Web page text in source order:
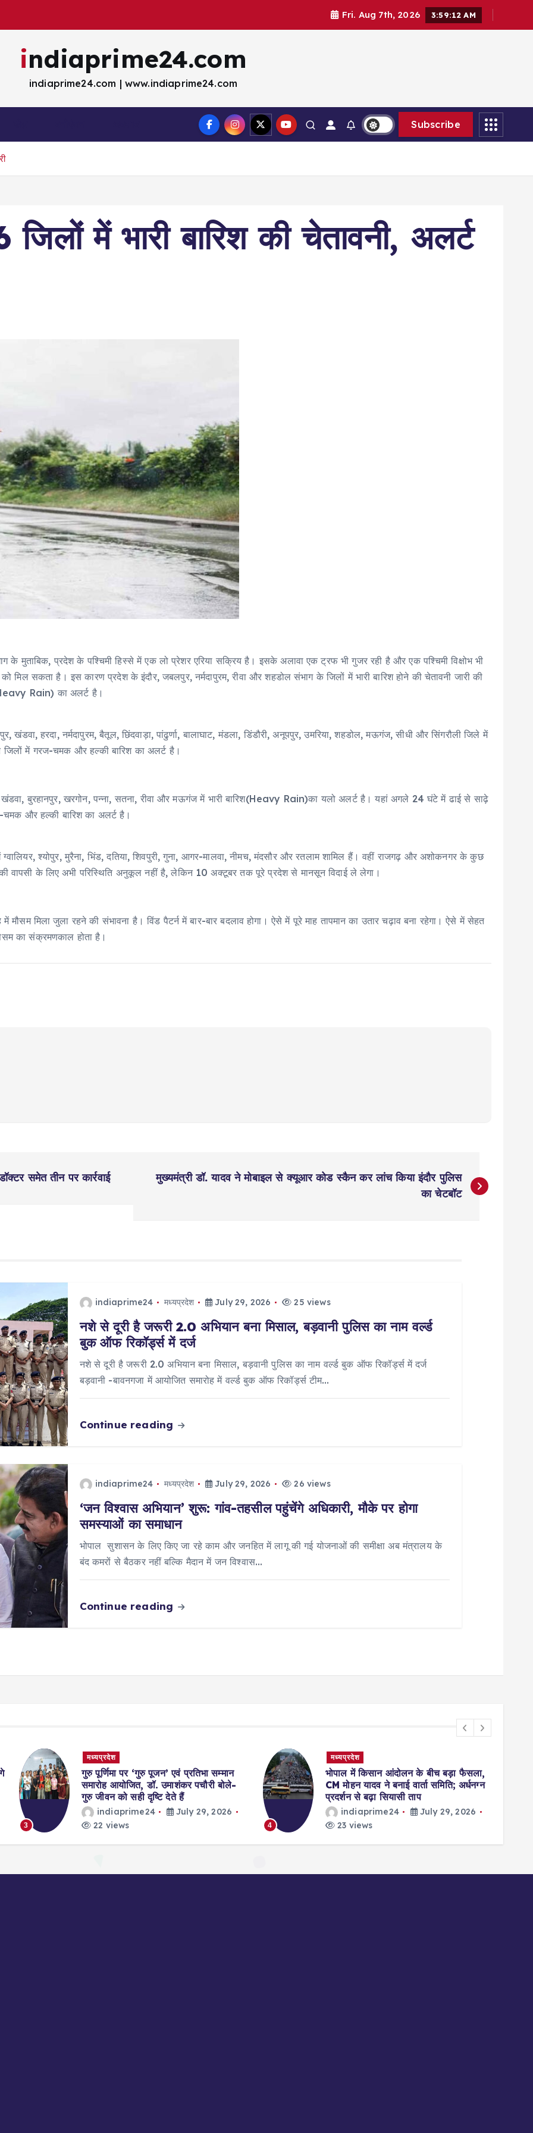
Fri. Aug 7th, 2026 3:59:13 AM
indiaprime24.com
indiaprime24.com | www.indiaprime24.com
Subscribe
में भारी बारिश की चेतावनी, अलर्ट
के मुताबिक, प्रदेश के पश्चिमी हिस्से में एक लो प्रेशर एरिया सक्रिय है। इसके अलावा एक ट्रफ भी गुजर रही है और एक पश्चिमी विक्षोभ भी
सकता है। इस कारण प्रदेश के इंदौर, जबलपुर, नर्मदापुरम, रीवा और शहडोल संभाग के जिलों में भारी बारिश होने की चेतावनी जारी की
Rain) का अलर्ट है।
खंडवा, हरदा, नर्मदापुरम, बैतूल, छिंदवाड़ा, पांढुर्णा, बालाघाट, मंडला, डिंडौरी, अनूपपुर, उमरिया, शहडोल, मऊगंज, सीधी और सिंगरौली जिले में
जिलों में गरज-चमक और हल्की बारिश का अलर्ट है।
खंडवा, बुरहानपुर, खरगोन, पन्ना, सतना, रीवा और मऊगंज में भारी बारिश(Heavy Rain)का यलो अलर्ट है। यहां अगले 24 घंटे में ढाई से साढ़े
और हल्की बारिश का अलर्ट है।
श्योपुर, मुरैना, भिंड, दतिया, शिवपुरी, गुना, आगर-मालवा, नीमच, मंदसौर और रतलाम शामिल हैं। वहीं राजगढ़ और अशोकनगर के कुछ
वापसी के लिए अभी परिस्थिति अनुकूल नहीं है, लेकिन 10 अक्टूबर तक पूरे प्रदेश से मानसून विदाई ले लेगा।
मिला जुला रहने की संभावना है। विंड पैटर्न में बार-बार बदलाव होगा। ऐसे में पूरे माह तापमान का उतार चढ़ाव बना रहेगा। ऐसे में सेहत
का संक्रमणकाल होता है।
समेत तीन पर कार्रवाई
मुख्यमंत्री डॉ. यादव ने मोबाइल से क्यूआर कोड स्कैन कर लांच किया इंदौर पुलिस
का चेटबॉट
indiaprime24 मध्यप्रदेश July 29, 2026 25 views
नशे से दूरी है जरूरी 2.0 अभियान बना मिसाल, बड़वानी पुलिस का नाम वर्ल्ड
बुक ऑफ रिकॉर्ड्स में दर्ज
नशे से दूरी है जरूरी 2.0 अभियान बना मिसाल, बड़वानी पुलिस का नाम वर्ल्ड बुक ऑफ रिकॉर्ड्स में दर्ज
बड़वानी -बावनगजा में आयोजित समारोह में वर्ल्ड बुक ऑफ रिकॉर्ड्स टीम…
Continue reading
indiaprime24 मध्यप्रदेश July 29, 2026 26 views
‘जन विश्वास अभियान’ शुरू: गांव-तहसील पहुंचेंगे अधिकारी, मौके पर होगा
समस्याओं का समाधान
भोपाल सुशासन के लिए किए जा रहे काम और जनहित में लागू की गई योजनाओं की समीक्षा अब मंत्रालय के
बंद कमरों से बैठकर नहीं बल्कि मैदान में जन विश्वास…
Continue reading
3
मध्यप्रदेश
गुरु पूर्णिमा पर ‘गुरु पूजन’ एवं प्रतिभा सम्मान
समारोह आयोजित, डॉ. उमाशंकर पचौरी बोले-
गुरु जीवन को सही दृष्टि देते हैं
indiaprime24
July 29, 2026
22 views
4
मध्यप्रदेश
भोपाल में किसान आंदोलन के बीच बड़ा फैसला,
CM मोहन यादव ने बनाई वार्ता समिति; अर्धनग्न
प्रदर्शन से बढ़ा सियासी ताप
indiaprime24
July 29, 2026
23 views